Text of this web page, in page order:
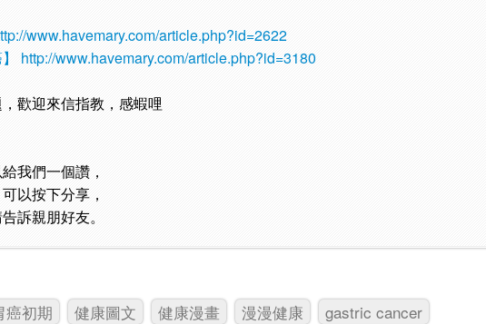
www.havemary.com/article.php?id=2622
http://www.havemary.com/article.php?id=3180
歡迎來信指教，感蝦哩
我們一個讚，
以按下分享，
訴親朋好友。
癌初期 健康圖文 健康漫畫 漫漫健康
gastric cancer